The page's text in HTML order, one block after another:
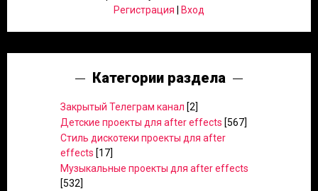
Регистрация
Вход
Категории раздела
Закрытый Телеграм канал [2]
Детские проекты для after effects [567]
Стиль дискотеки проекты для after
effects [17]
Музыкальные проекты для after effects
[532]